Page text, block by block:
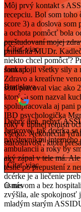
Môj prvý kontakt s
recepciu. Bol som
score 3) a doslova
a ochota pomôcť bola
preštudovaní mojej
primárka MUDr.
niekto chcel pomôcť?
som spojil všetky sily a
Zdravo a kreatívne
som pracoval viac ako
ktorých som nazval
spolupracovala aj pani
IBD psychologička
roky v úplnej remisii
všetko. Nekonečná
starostlivosť, ktorá
Čítať viac
Janka I.
Bratislava
Dobrý deň, nebyť
Juricovej, tak dcérka sa
návštevníkmi interného
ambulancii a roky by
aký zápal v tele má.
tesne po prepustení z
dcérke je a liečenie
úsmevom a bez
zvýšila, ale spokojnosť
mladým starým
Čítať viac
O nás